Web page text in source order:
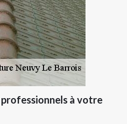
à votre